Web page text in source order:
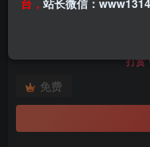
此内容为付费阅读，请付费
打赏
免费